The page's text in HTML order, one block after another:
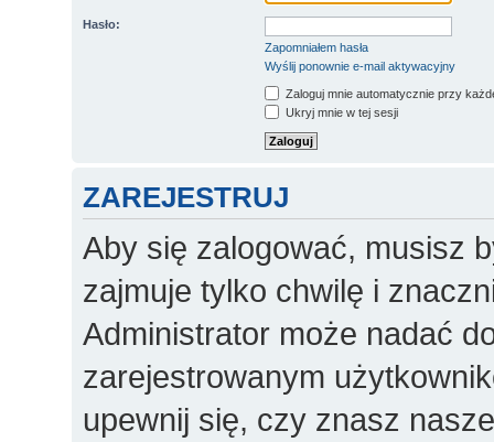
Hasło:
Zapomniałem hasła
Wyślij ponownie e-mail aktywacyjny
Zaloguj mnie automatycznie przy
Ukryj mnie w tej sesji
ZAREJESTRUJ
Aby się zalogować, musisz
zajmuje tylko chwilę i
Administrator może nadać
zarejestrowanym
upewnij się, czy znasz